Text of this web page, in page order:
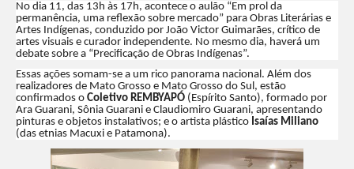
No dia 11, das 13h às 17h, acontece o aulão “Em prol da
permanência, uma reflexão sobre mercado” para Obras Literárias e
Artes Indígenas, conduzido por João Victor Guimarães, crítico de
artes visuais e curador independente. No mesmo dia, haverá um
debate sobre a “Precificação de Obras Indígenas”.
Essas ações somam-se a um rico panorama nacional. Além dos
realizadores de Mato Grosso e Mato Grosso do Sul, estão
confirmados o Coletivo REMBYAPÓ (Espírito Santo), formado por
Ara Guarani, Sônia Guarani e Claudiomiro Guarani, apresentando
pinturas e objetos instalativos; e o artista plástico Isaías Miliano
(das etnias Macuxi e Patamona).